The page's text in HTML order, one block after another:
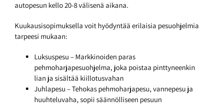
autopesun kello 20-8 välisenä aikana.
Kuukausisopimuksella voit hyödyntää erilaisia pesuohjelmia
tarpeesi mukaan:
Luksuspesu – Markkinoiden paras
pehmoharjapesuohjelma, joka poistaa pinttyneenkin
lian ja sisältää kiillotusvahan
Juhlapesu – Tehokas pehmoharjapesu, vannepesu ja
huuhteluvaha, sopii säännölliseen pesuun